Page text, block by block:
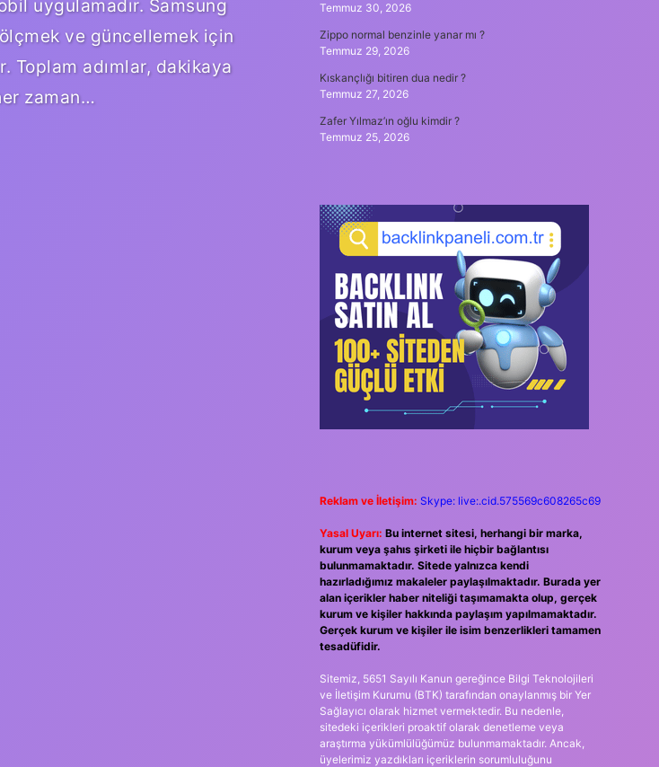
uygulamadır. Samsung
ve güncellemek için
Toplam adımlar, dakikaya
zaman…
Temmuz 30, 2026
Zippo normal benzinle yanar mı ?
Temmuz 29, 2026
Kıskançlığı bitiren dua nedir ?
Temmuz 27, 2026
Zafer Yılmaz’ın oğlu kimdir ?
Temmuz 25, 2026
Reklam ve İletişim: Skype: live:.cid.575569c608265c69
Yasal Uyarı: Bu internet sitesi, herhangi bir marka,
kurum veya şahıs şirketi ile hiçbir bağlantısı
bulunmamaktadır. Sitede yalnızca kendi
hazırladığımız makaleler paylaşılmaktadır. Burada yer
alan içerikler haber niteliği taşımamakta olup, gerçek
kurum ve kişiler hakkında paylaşım yapılmamaktadır.
Gerçek kurum ve kişiler ile isim benzerlikleri tamamen
tesadüfidir.
Sitemiz, 5651 Sayılı Kanun gereğince Bilgi Teknolojileri
ve İletişim Kurumu (BTK) tarafından onaylanmış bir Yer
Sağlayıcı olarak hizmet vermektedir. Bu nedenle,
sitedeki içerikleri proaktif olarak denetleme veya
araştırma yükümlülüğümüz bulunmamaktadır. Ancak,
üyelerimiz yazdıkları içeriklerin sorumluluğunu